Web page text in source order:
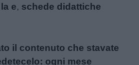
e, schede didattiche
il contenuto che stavate
ogni mese